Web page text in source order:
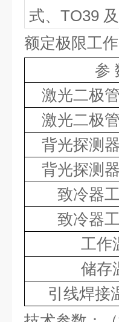
式、 TO39
额定极限工作
参
激光二极
激光二极
背光探测
背光探测
致冷器
致冷器
工作
储存
引线焊接